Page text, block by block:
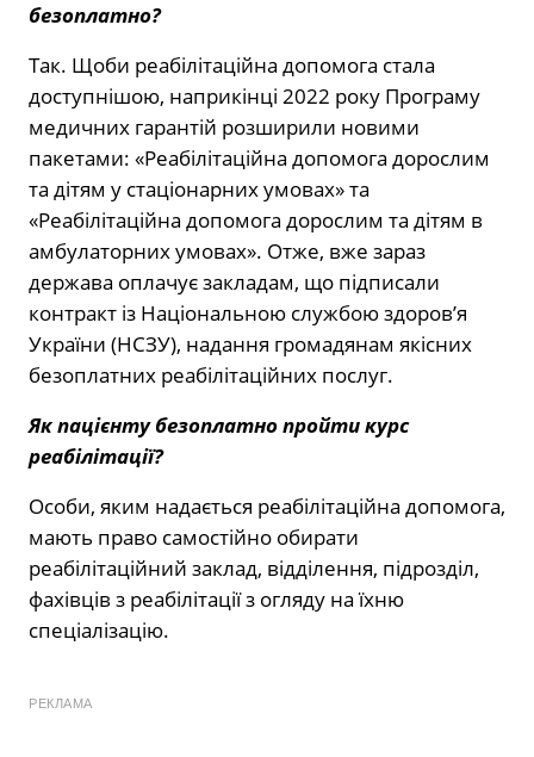
безоплатно?
Так. Щоби реабілітаційна допомога стала
доступнішою, наприкінці 2022 року Програму
медичних гарантій розширили новими
пакетами: «Реабілітаційна допомога дорослим
та дітям у стаціонарних умовах» та
«Реабілітаційна допомога дорослим та дітям в
амбулаторних умовах». Отже, вже зараз
держава оплачує закладам, що підписали
контракт із Національною службою здоров’я
України (НСЗУ), надання громадянам якісних
безоплатних реабілітаційних послуг.
Як пацієнту безоплатно пройти курс
реабілітації?
Особи, яким надається реабілітаційна допомога,
мають право самостійно обирати
реабілітаційний заклад, відділення, підрозділ,
фахівців з реабілітації з огляду на їхню
спеціалізацію.
РЕКЛАМА